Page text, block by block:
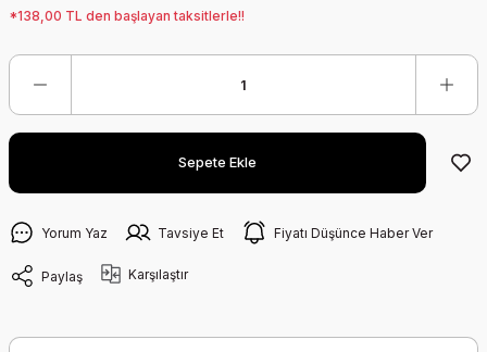
*138,00 TL den başlayan taksitlerle!!
Sepete Ekle
Yorum Yaz Tavsiye Et Fiyatı Düşünce Haber Ver
Paylaş Karşılaştır